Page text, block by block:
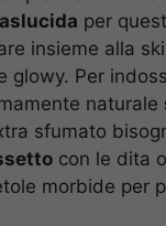
per
insieme alla
glowy. Per
naturale
sfumato
con le dita
morbide per